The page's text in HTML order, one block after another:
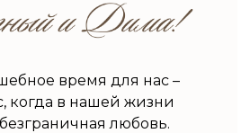
время для нас –
когда в нашей жизни
любовь.